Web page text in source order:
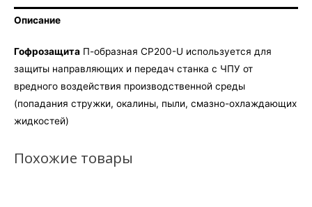
Описание
Гофрозащита П-образная CP200-U используется для
защиты направляющих и передач станка с ЧПУ от
вредного воздействия производственной среды
(попадания стружки, окалины, пыли, смазно-охлаждающих
жидкостей)
Похожие товары